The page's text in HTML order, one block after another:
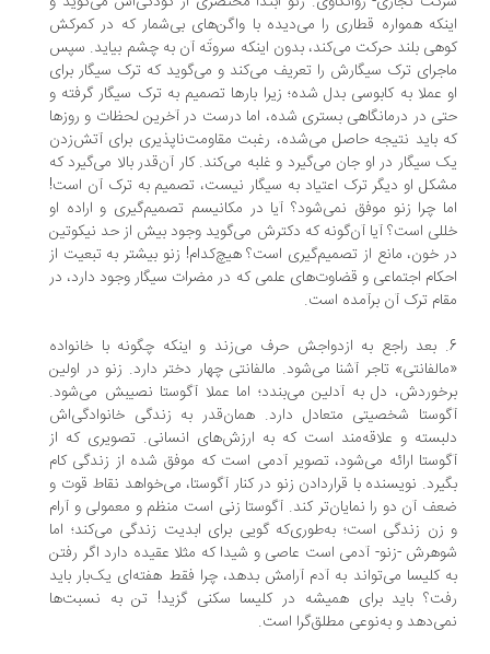
همواره قطاری را می‌دیده با واگن‌های بی‌شمار که در کمرکش
بلند حرکت می‌کند، بدون اینکه سروتَه آن به ‌چشم بیاید. سپس
ترک سیگارش را تعریف می‌کند و می‌گوید که ترک سیگار برای
عملا به کابوسی بدل شده؛ زیرا بارها تصمیم به ترک سیگار گرفته و
در درمانگاهی بستری شده، اما درست در آخرین لحظات و روزها
باید نتیجه حاصل می‌شده، رغبت مقاومت‌ناپذیری برای آتش‌زدن
سیگار در او جان می‌گیرد و غلبه می‌کند. کار آن‌قدر بالا می‌گیرد که
او دیگر ترک اعتیاد به سیگار نیست، تصمیم به ترک آن است!
چرا زنو موفق نمی‌شود؟ آیا در مکانیسم تصمیم‌گیری و اراده او
است؟ آیا آن‌گونه که دکترش می‌گوید وجود بیش از حد نیکوتین
خون، مانع از تصمیم‌گیری است؟ هیچ‌کدام! زنو بیشتر به تبعیت از
اجتماعی و قضاوت‌های علمی که در مضرات سیگار وجود دارد، در
ترک آن برآمده است.
6. بعد راجع به ازدواجش حرف می‌زند و اینکه چگونه با خانواده
تاجر آشنا می‌شود. مالفانتی چهار دختر دارد. زنو در اولین
دل به آدلین می‌بندد؛ اما عملا آگوستا نصیبش می‌شود.
شخصیتی متعادل دارد. همان‌قدر به زندگی خانوادگی‌اش
و علاقه‌مند است که به ارزش‌های انسانی. تصویری که از
ارائه می‌شود، تصویر آدمی است که موفق شده از زندگی کام
نویسنده با قراردادن زنو در کنار آگوستا، می‌خواهد نقاط قوت و
آن دو را نمایان‌تر کند. آگوستا زنی است منظم و معمولی و آرام
زندگی است؛ به‌طوری‌که گویی برای ابدیت زندگی می‌کند؛ اما
-زنو- آدمی است عاصی و شیدا که مثلا عقیده دارد اگر رفتن
کلیسا می‌تواند به آدم آرامش بدهد، چرا فقط هفته‌ای یک‌بار باید
باید برای همیشه در کلیسا سکنی گزید! تن به نسبت‌ها
و به‌نوعی مطلق‌گرا است.